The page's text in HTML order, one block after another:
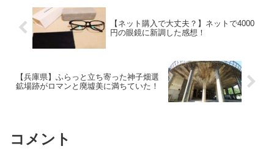
きたくなかったくらいである(笑)
予約の取り方から実食感想まで！
に大喜びしてもらえるお土産だと
思う！
【ネット購入で大丈夫？】ネットで4000
円の眼鏡に新調した感想！
【兵庫県】ふらっと立ち寄った神子畑選
鉱場跡がロマンと廃墟美に満ちていた！
コメント